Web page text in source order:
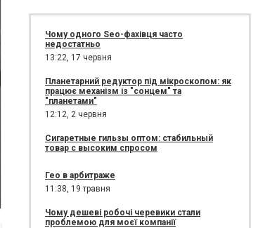
Чому одного Seo-фахівця часто
недостатньо
13:22, 17 червня
Планетарний редуктор під мікроскопом: як
працює механізм із "сонцем" та
"планетами"
12:12, 2 червня
Сигаретные гильзы оптом: стабильный
товар с высоким спросом
Гео в арбитраже
11:38, 19 травня
Чому дешеві робочі черевики стали
проблемою для моєї компанії